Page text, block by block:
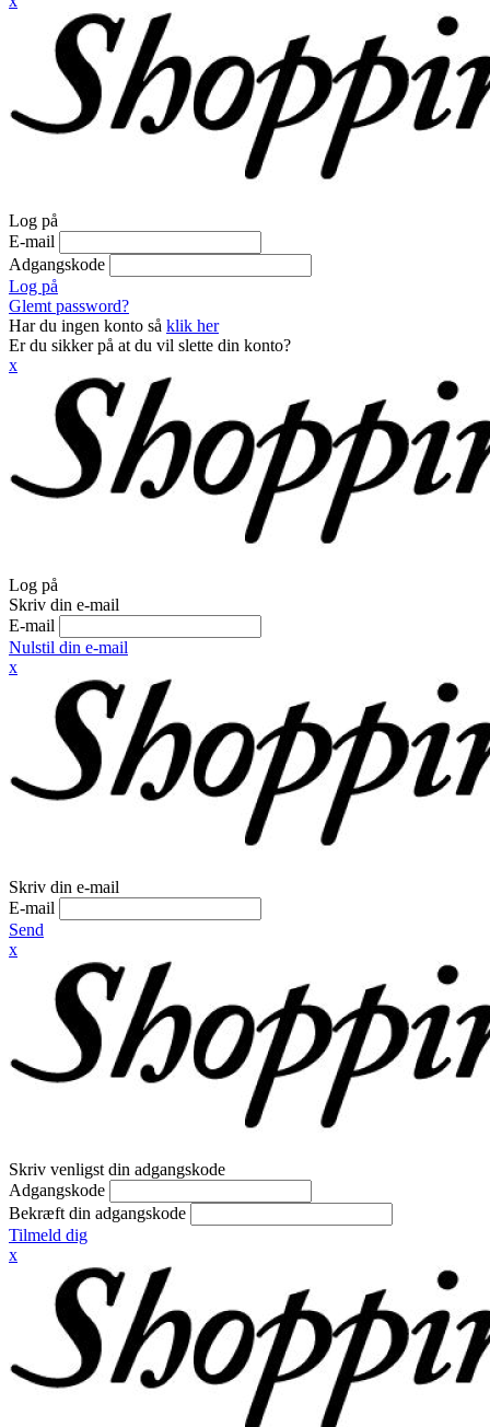
Log på
E-mail
Adgangskode
Log på
Glemt password?
Har du ingen konto så klik her
Er du sikker på at du vil slette din konto?
x
Log på
Skriv din e-mail
E-mail
Nulstil din e-mail
x
Skriv din e-mail
E-mail
Send
x
Skriv venligst din adgangskode
Adgangskode
Bekræft din adgangskode
Tilmeld dig
x